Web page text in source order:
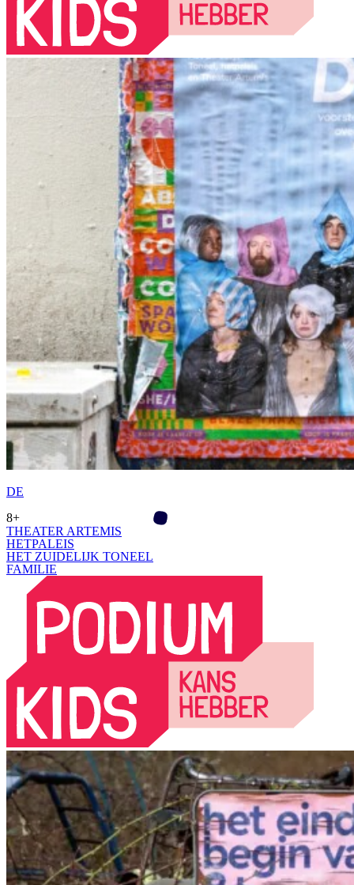
DE
8+
THEATER ARTEMIS
HETPALEIS
HET ZUIDELIJK TONEEL
FAMILIE­